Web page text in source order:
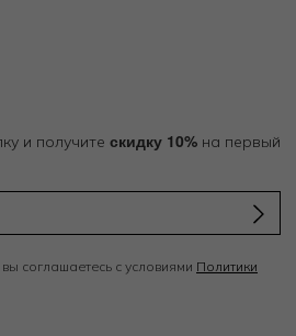
и получите скидку 10% на первый
соглашаетесь с условиями Политики